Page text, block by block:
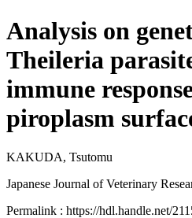
Analysis on
Theileria
immune
piroplasm
KAKUDA, Tsutomu
Japanese Journal of Veterinary
Permalink : https://hdl.handle.net/